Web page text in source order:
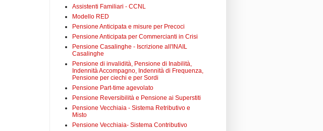
Assistenti Familiari - CCNL
Modello RED
Pensione Anticipata e misure per Precoci
Pensione Anticipata per Commercianti in Crisi
Pensione Casalinghe - Iscrizione all'INAIL
Casalinghe
Pensione di invalidità, Pensione di Inabilità,
Indennità Accompagno, Indennità di Frequenza,
Pensione per ciechi e per Sordi
Pensione Part-time agevolato
Pensione Reversibilità e Pensione ai Superstiti
Pensione Vecchiaia - Sistema Retributivo e
Misto
Pensione Vecchiaia- Sistema Contributivo